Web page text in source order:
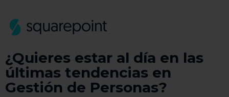
¿Quieres estar al día en las
últimas tendencias en
Gestión de Personas?